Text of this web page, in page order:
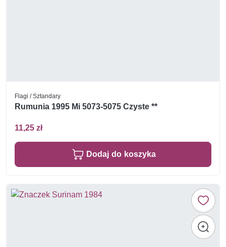
Flagi / Sztandary
Rumunia 1995 Mi 5073-5075 Czyste **
11,25 zł
Dodaj do koszyka